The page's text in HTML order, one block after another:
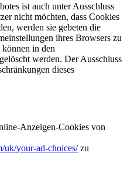
ist auch unter Ausschluss
nicht möchten, dass Cookies
werden sie gebeten die
ihres Browsers zu
in den
werden. Der Ausschluss
dieses
Anzeigen-Cookies von
uk/your-ad-choices/zu